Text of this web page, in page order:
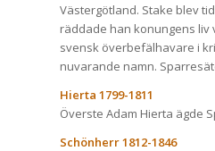
Västergötland. Stake blev
räddade han konungens liv
svensk överbefälhavare i
nuvarande namn.
Hierta 1799-1811
Överste Adam Hierta ägde
Schönherr 1812-1846